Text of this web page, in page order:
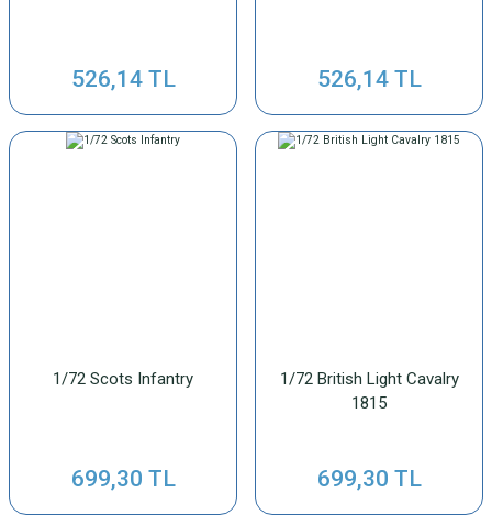
526,14 TL 526,14 TL
1/72 Scots Infantry
699,30 TL
1/72 British Light Cavalry
1815
699,30 TL